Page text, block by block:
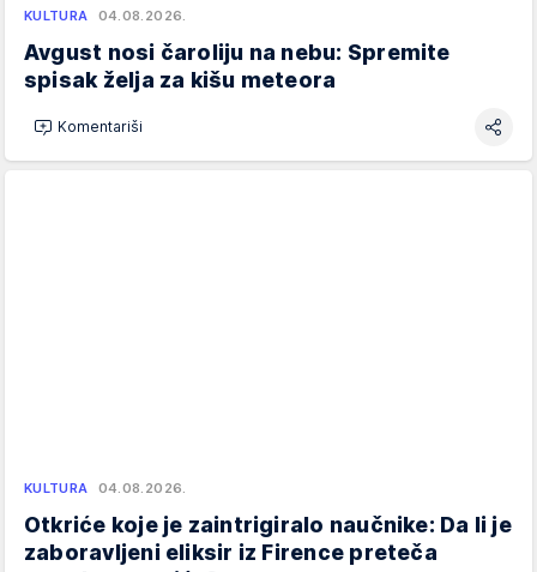
KULTURA 04.08.2026.
Avgust nosi čaroliju na nebu: Spremite
spisak želja za kišu meteora
Komentariši
KULTURA 04.08.2026.
Otkriće koje je zaintrigiralo naučnike: Da li je
zaboravljeni eliksir iz Firence preteča